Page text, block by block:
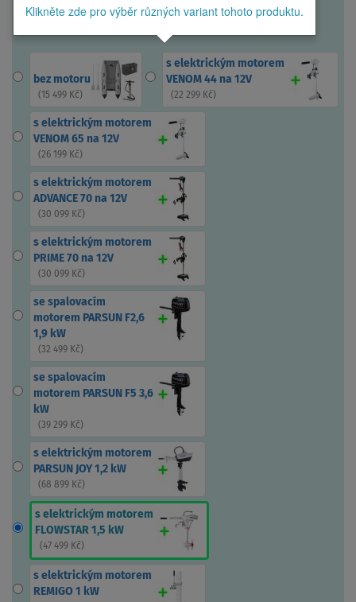
Klikněte zde pro výběr různých variant tohoto produktu.
bez motoru
( 15 499 Kč)
s elektrickým motorem
VENOM 44 na 12V
(22 299 Kč)
s elektrickým motorem
VENOM 65 na 12V
(26 199 Kč)
s elektrickým motorem
ADVANCE 70 na 12V
(30 099 Kč)
s elektrickým motorem
PRIME 70 na 12V
(30 099 Kč)
se spalovacím
motorem PARSUN F2,6
1,9 kW
(32 499 Kč)
se spalovacím
motorem PARSUN F5 3,6
kW
(39 299 Kč)
s elektrickým motorem
PARSUN JOY 1,2 kW
(68 899 Kč)
s elektrickým motorem
FLOWSTAR 1,5 kW
(47 499 Kč)
s elektrickým motorem
REMIGO 1 kW